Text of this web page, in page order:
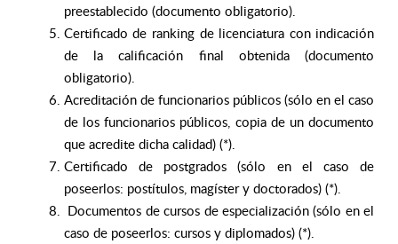
preestablecido (documento obligatorio).
Certificado de ranking de licenciatura con indicación
de la calificación final obtenida (documento
obligatorio).
Acreditación de funcionarios públicos (sólo en el caso
de los funcionarios públicos, copia de un documento
que acredite dicha calidad) (*).
Certificado de postgrados (sólo en el caso de
poseerlos: postítulos, magíster y doctorados) (*).
Documentos de cursos de especialización (sólo en el
caso de poseerlos: cursos y diplomados) (*).